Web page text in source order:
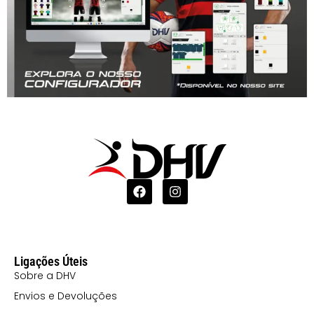
Ligações Úteis
Sobre a DHV
Envios e Devoluções